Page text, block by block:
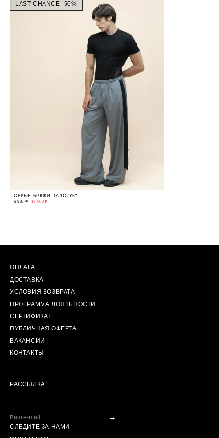
LAST CHANCE -50%
СЕРЫЕ БРЮКИ "ГАЛСТУК"
6 900 ₽ 13 800 ₽
ОПЛАТА
ДОСТАВКА
УСЛОВИЯ ВОЗВРАТА
ПРОГРАММА ЛОЯЛЬНОСТИ
СЕРТИФИКАТ
ПУБЛИЧНАЯ ОФЕРТА
ВАКАНСИИ
КОНТАКТЫ
РАССЫЛКА
→
СЛЕДИТЕ ЗА НАМИ